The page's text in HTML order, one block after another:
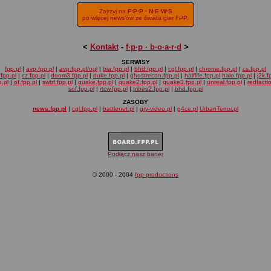
Zajrzyj na F·P·P · N·E·W·S
po więcej news'ów ze świata gier FPP.
< Kontakt- f·p·p · b·o·a·r·d >
SERWISY
fpp.pl | avp.fpp.pl | avp.fpp.pl/ogl | bia.fpp.pl | bhd.fpp.pl | cgl.fpp.pl | chrome.fpp.pl | cs.fpp.pl
| cz.fpp.pl | doom3.fpp.pl | duke.fpp.pl | ghostrecon.fpp.pl | halflife.fpp.pl halo.fpp.pl |
| of.fpp.pl| swbf.fpp.pl| quake.fpp.pl| quake2.fpp.pl| quake3.fpp.pl| unreal.fpp.pl|
sof.fpp.pl| rtcw.fpp.pl| tribes2.fpp.pl| bhd.fpp.pl
ZASOBY
news.fpp.pl | cgl.fpp.pl | battlenet.pl | gry-video.pl | g4ce.pl UrbanTerror.pl
Podłącz nasz baner
© 2000 - 2004 fpp productions